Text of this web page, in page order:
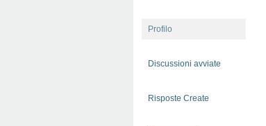
Profilo
Discussioni avviate
Risposte Create